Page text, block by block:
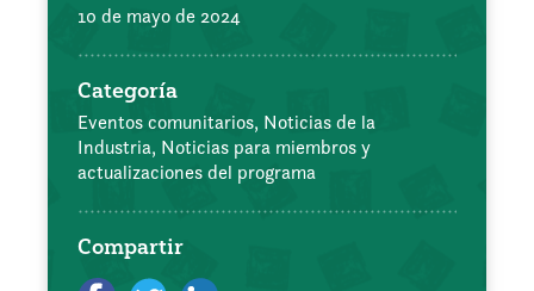
10 de mayo de 2024
Categoría
Eventos comunitarios, Noticias de la
Industria, Noticias para miembros y
actualizaciones del programa
Compartir